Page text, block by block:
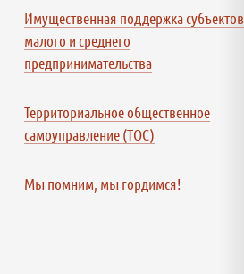
Имущественная поддержка субъектов
малого и среднего
предпринимательства
Территориальное общественное
самоуправление (ТОС)
Мы помним, мы гордимся!